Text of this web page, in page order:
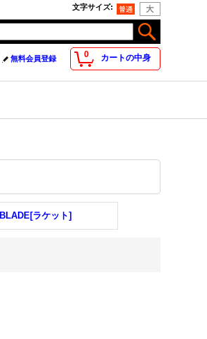
文字サイズ:
0 カートの中身
無料会員登録
BLADE[ラケット]